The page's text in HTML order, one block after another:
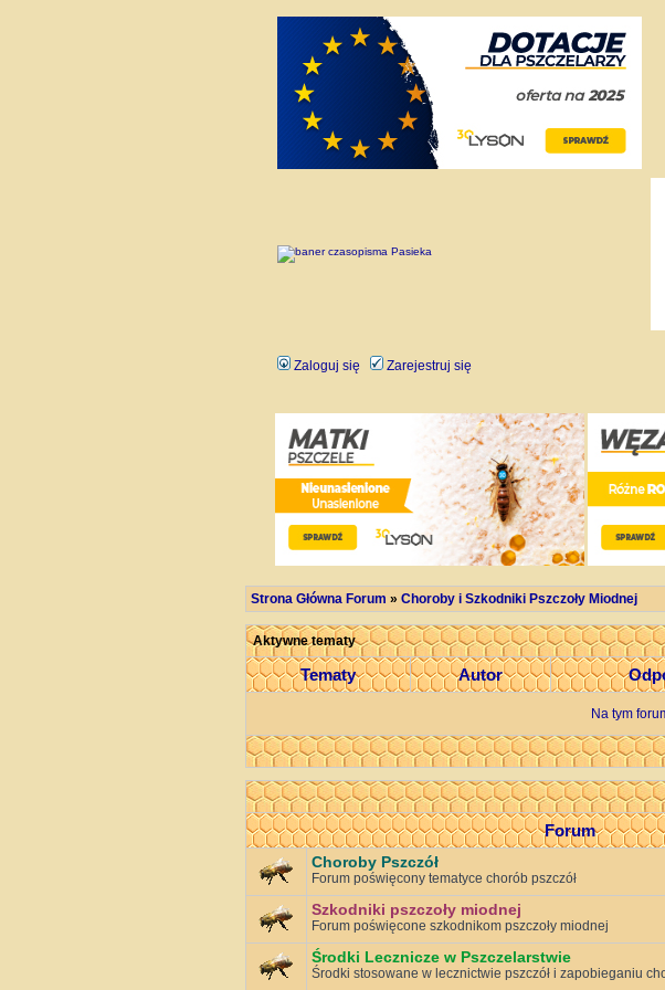
Zaloguj się Zarejestruj się
Strona Główna Forum » Choroby i Szkodniki Pszczoły Miodnej
Aktywne tematy
Tematy Autor
Na tym
Forum
Choroby Pszczół
Forum poświęcony tematyce chorób pszczół
Szkodniki pszczoły miodnej
Forum poświęcone szkodnikom pszczoły miodnej
Środki Lecznicze w Pszczelarstwie
Środki stosowane w lecznictwie pszczół i zapobieganiu